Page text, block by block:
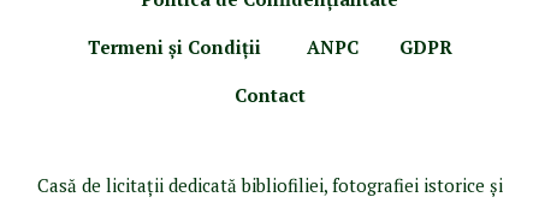
Termeni şi Condiţii
ANPC
GDPR
Contact
Casă de licitaţii dedicată bibliofiliei, fotografiei istorice şi